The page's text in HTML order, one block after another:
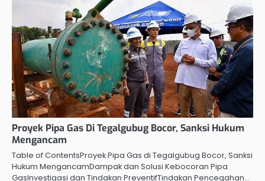
Proyek Pipa Gas Di Tegalgubug Bocor, Sanksi Hukum
Mengancam
Table of ContentsProyek Pipa Gas di Tegalgubug Bocor, Sanksi
Hukum MengancamDampak dan Solusi Kebocoran Pipa
GasInvestigasi dan Tindakan PreventifTindakan Pencegahan…